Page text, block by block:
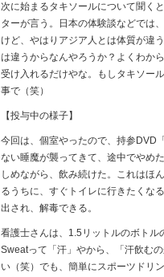
次に始まるタキソールについて聞く
ターが言う。日本の体験談などでは
けど、やはりアジア人とは体質が違
は違うからなんやろうか？よくわか
受け入れるだけやな。もしタキソー
事で（笑）
【投与中の様子】
今回は、個室やったので、持参DVD
ない睡魔が襲ってきて、途中でやめ
しめながら、飲み続けた。これはほ
るうちに、すぐトイレに行きたくな
出され、解毒できる。
看護士さんは、1.5リットルのボト
Sweatって「汗」やから、「汗飲む
い（笑）でも、簡単にスポーツドリ